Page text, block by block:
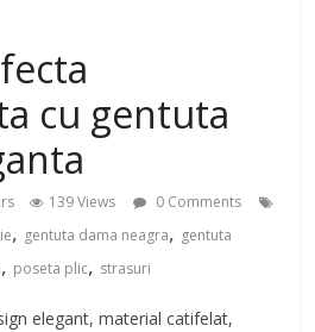
cu gentuta
139 Views
0 Comments
, gentuta dama neagra, gentuta
, poseta plic, strasuri
elegant, material catifelat,